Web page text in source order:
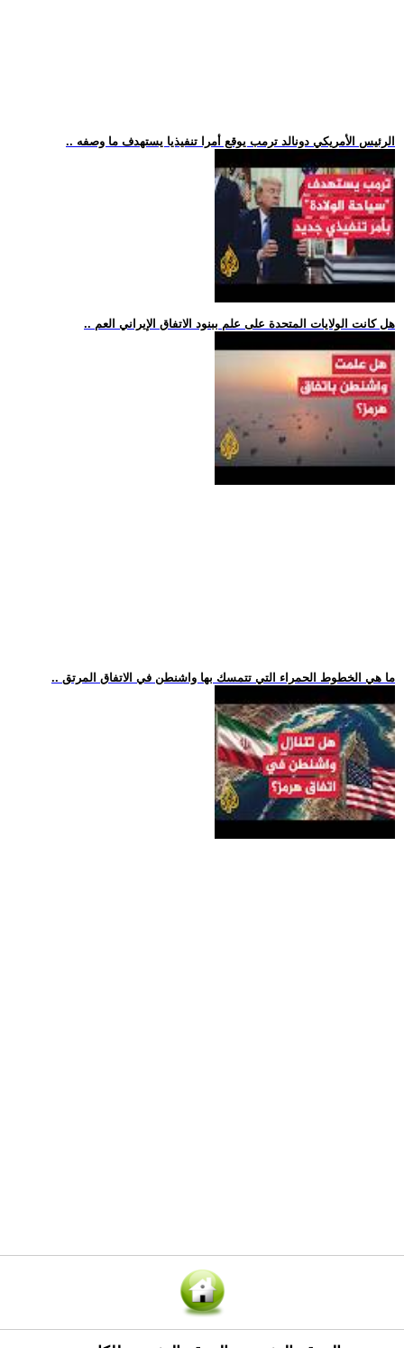
.. الرئيس الأمريكي دونالد ترمب يوقع أمرا تنفيذيا يستهدف ما وصفه
.. هل كانت الولايات المتحدة على علم ببنود الاتفاق الإيراني العم
.. ما هي الخطوط الحمراء التي تتمسك بها واشنطن في الاتفاق المرتق